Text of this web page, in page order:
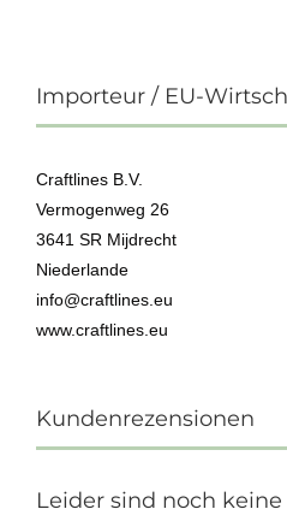
Importeur / EU-
Craftlines B.V.
Vermogenweg 26
3641 SR Mijdrecht
Niederlande
info@craftlines.eu
www.craftlines.eu
Kundenrezensionen
Leider sind noch